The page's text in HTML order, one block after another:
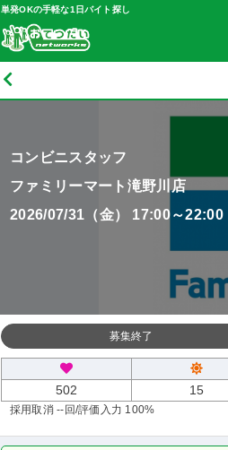
単発OKの手軽な1日バイト探し
コンビニスタッフ
ファミリーマート滝野川店
2026/07/31（金） 17:00～22:00
募集終了
502 15
採用取消 --回/評価入力 100%